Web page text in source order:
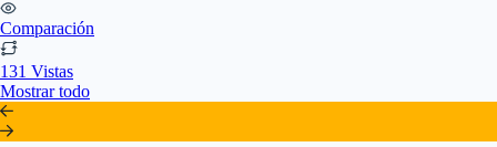
Comparación
131 Vistas
Mostrar todo